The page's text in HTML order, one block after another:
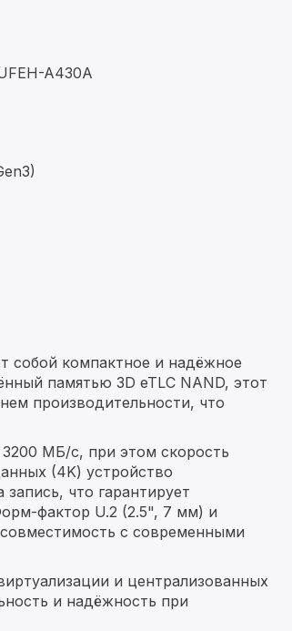
A430A
собой компактное и надёжное
памятью 3D eTLC NAND, этот
производительности, что
3200 МБ/с, при этом скорость
(4K) устройство
что гарантирует
фактор U.2 (2.5", 7 мм) и
с современными
и централизованных
и надёжность при